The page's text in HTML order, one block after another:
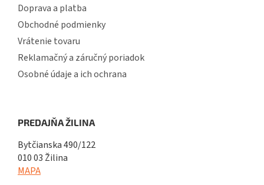
Doprava a platba
Obchodné podmienky
Vrátenie tovaru
Reklamačný a záručný poriadok
Osobné údaje a ich ochrana
PREDAJŇA ŽILINA
Bytčianska 490/122
010 03 Žilina
MAPA